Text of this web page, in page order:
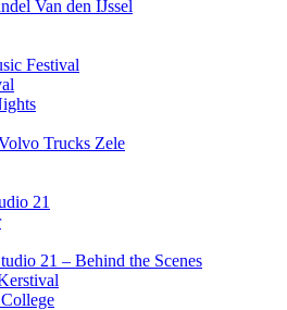
Van den IJssel
Festival
Trucks Zele
21
21 – Behind the Scenes